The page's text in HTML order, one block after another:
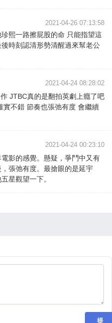
2021-04-26 07:13:58
熙一路擦屁股的命 只能指望這
時刻認清形勢清醒過來幫老公
2021-04-24 08:28:02
JTBC真的是翻拍英劇上癮了吧
實不錯 節奏也張弛有度 會繼續
2021-04-24 00:23:10
影的感覺。懸疑，爭鬥中又有
張弛有度。最搶眼的是延宇
星觀望一下。
提